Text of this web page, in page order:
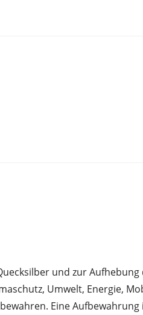
und zur Aufhebung
Umwelt, Energie,
Eine